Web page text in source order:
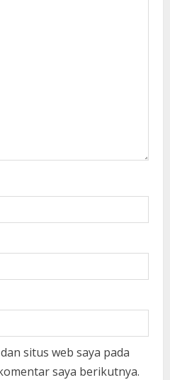
situs web saya pada
saya berikutnya.